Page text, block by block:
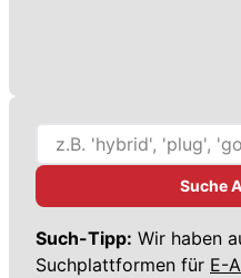
Suche
Such-Tipp: Wir haben
Suchplattformen für E-